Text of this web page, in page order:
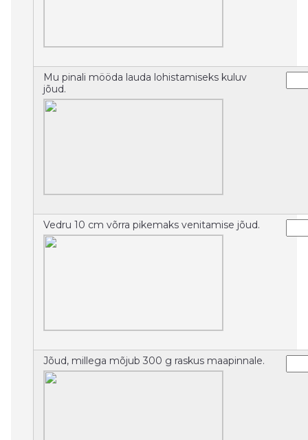
Mu pinali mööda lauda lohistamiseks kuluv
jõud.
Vedru 10 cm võrra pikemaks venitamise jõud.
Jõud, millega mõjub 300 g raskus maapinnale.